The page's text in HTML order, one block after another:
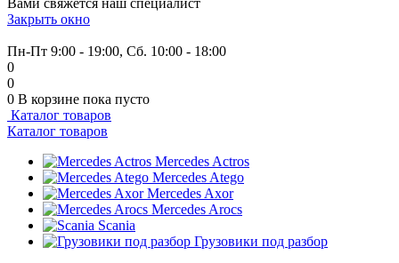
Вами свяжется наш специалист
Закрыть окно
Пн-Пт 9:00 - 19:00, Сб. 10:00 - 18:00
0
0
0 В корзине пока пусто
Каталог товаров
Каталог товаров
Mercedes Actros
Mercedes Atego
Mercedes Axor
Mercedes Arocs
Scania
Грузовики под разбор